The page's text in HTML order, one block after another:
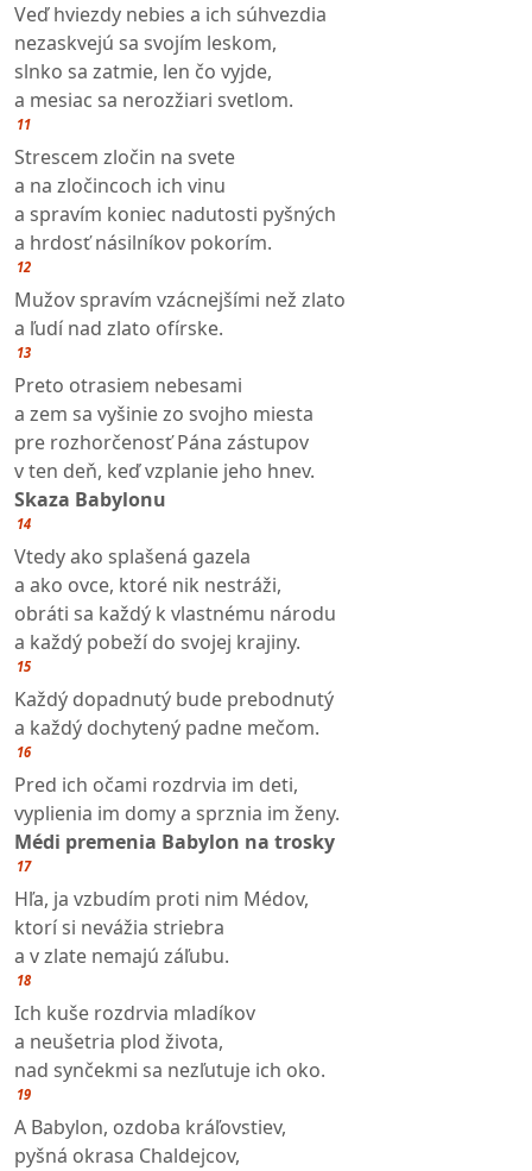
Veď hviezdy nebies a ich súhvezdia
nezaskvejú sa svojím leskom,
slnko sa zatmie, len čo vyjde,
a mesiac sa nerozžiari svetlom.
11
Strescem zločin na svete
a na zločincoch ich vinu
a spravím koniec nadutosti pyšných
a hrdosť násilníkov pokorím.
12
Mužov spravím vzácnejšími než zlato
a ľudí nad zlato ofírske.
13
Preto otrasiem nebesami
a zem sa vyšinie zo svojho miesta
pre rozhorčenosť Pána zástupov
v ten deň, keď vzplanie jeho hnev.
Skaza Babylonu
14
Vtedy ako splašená gazela
a ako ovce, ktoré nik nestráži,
obráti sa každý k vlastnému národu
a každý pobeží do svojej krajiny.
15
Každý dopadnutý bude prebodnutý
a každý dochytený padne mečom.
16
Pred ich očami rozdrvia im deti,
vyplienia im domy a sprznia im ženy.
Médi premenia Babylon na trosky
17
Hľa, ja vzbudím proti nim Médov,
ktorí si nevážia striebra
a v zlate nemajú záľubu.
18
Ich kuše rozdrvia mladíkov
a neušetria plod života,
nad synčekmi sa nezľutuje ich oko.
19
A Babylon, ozdoba kráľovstiev,
pyšná okrasa Chaldejcov,